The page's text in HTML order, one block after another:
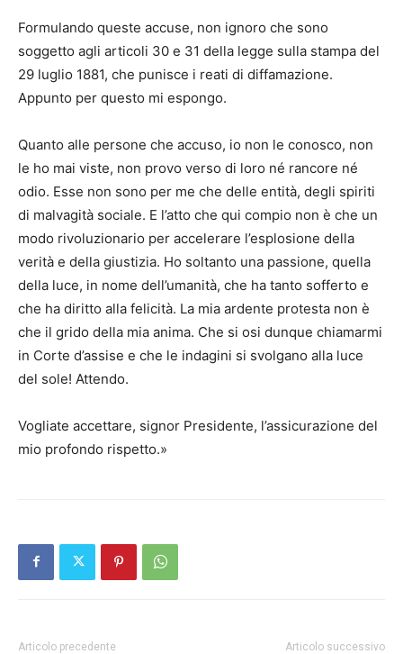
Formulando queste accuse, non ignoro che sono
soggetto agli articoli 30 e 31 della legge sulla stampa del
29 luglio 1881, che punisce i reati di diffamazione.
Appunto per questo mi espongo.
Quanto alle persone che accuso, io non le conosco, non
le ho mai viste, non provo verso di loro né rancore né
odio. Esse non sono per me che delle entità, degli spiriti
di malvagità sociale. E l’atto che qui compio non è che un
modo rivoluzionario per accelerare l’esplosione della
verità e della giustizia. Ho soltanto una passione, quella
della luce, in nome dell’umanità, che ha tanto sofferto e
che ha diritto alla felicità. La mia ardente protesta non è
che il grido della mia anima. Che si osi dunque chiamarmi
in Corte d’assise e che le indagini si svolgano alla luce
del sole! Attendo.
Vogliate accettare, signor Presidente, l’assicurazione del
mio profondo rispetto.»
Articolo precedente Articolo successivo